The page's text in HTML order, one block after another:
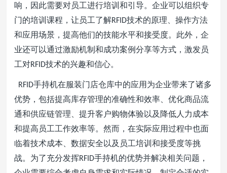
响，因此需要对员工进行培训和引导。企业可以组织专
门的培训课程，让员工了解RFID技术的原理、操作方法
和应用场景，提高他们的技能水平和接受度。此外，企
业还可以通过激励机制和成功案例分享等方式，激发员
工对RFID技术的兴趣和信心。
RFID手持机在服装门店仓库中的应用为企业带来了诸多
优势，包括提高库存管理的准确性和效率、优化商品流
通和供应链管理、提升客户购物体验以及降低人力成本
和提高员工工作效率等。然而，在实际应用过程中也面
临着技术成本、数据安全以及员工培训和接受度等挑
战。为了充分发挥RFID手持机的优势并解决相关问题，